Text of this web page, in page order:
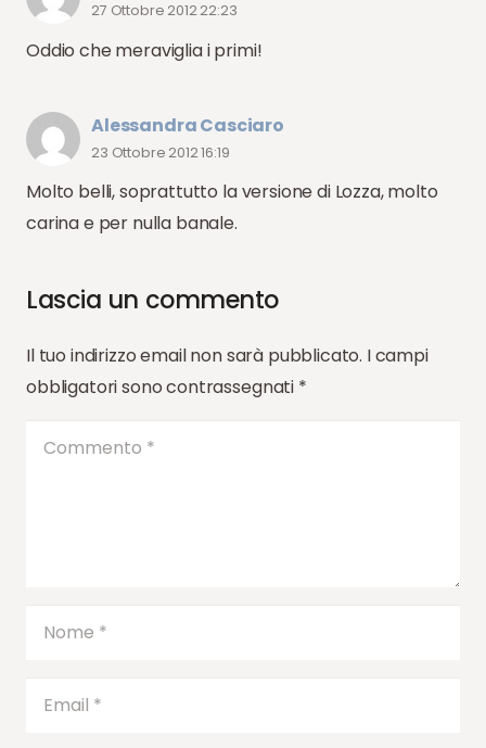
27 Ottobre 2012 22:23
Oddio che meraviglia i primi!
Alessandra Casciaro
23 Ottobre 2012 16:19
Molto belli, soprattutto la versione di Lozza, molto
carina e per nulla banale.
Lascia un commento
Il tuo indirizzo email non sarà pubblicato. I campi
obbligatori sono contrassegnati *